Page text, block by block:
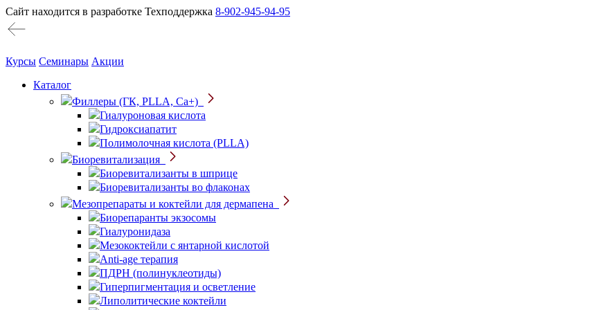
Сайт находится в разработке Техподдержка 8-902-945-94-95
Курсы Семинары Акции
Каталог
Филлеры (ГК, PLLA, Ca+)
Гиалуроновая кислота
Гидроксиапатит
Полимолочная кислота (PLLA)
Биоревитализация
Биоревитализанты в шприце
Биоревитализанты во флаконах
Мезопрепараты и коктейли для дермапена
Биорепаранты экзосомы
Гиалуронидаза
Мезококтейли с янтарной кислотой
Anti-age терапия
ПДРН (полинуклеотиды)
Гиперпигментация и осветление
Липолитические коктейли